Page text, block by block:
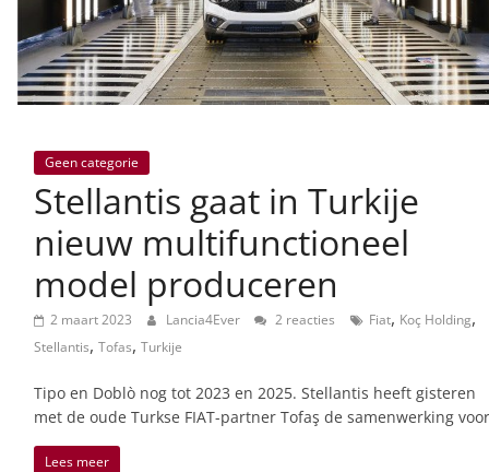
Geen categorie
Stellantis gaat in Turkije
nieuw multifunctioneel
model produceren
2 maart 2023 Lancia4Ever 2 reacties Fiat, Koç Holding,
Stellantis, Tofas, Turkije
Tipo en Doblò nog tot 2023 en 2025. Stellantis heeft gisteren
met de oude Turkse FIAT-partner Tofaş de samenwerking voor
Lees meer